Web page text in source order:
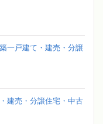
一戸建て・建売・分譲
建売・分譲住宅・中古